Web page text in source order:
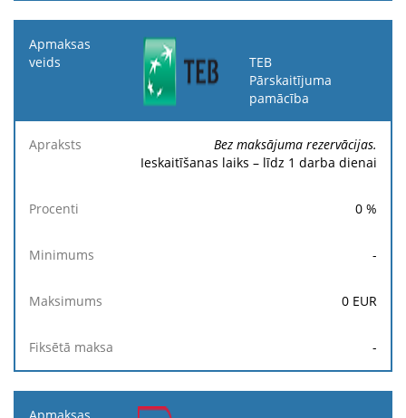
TEB
Pārskaitījuma
pamācība
Bez maksājuma rezervācijas.
Ieskaitīšanas laiks – līdz 1 darba dienai
0 %
-
0 EUR
-